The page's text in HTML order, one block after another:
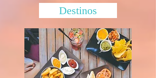
Destinos